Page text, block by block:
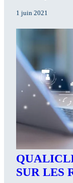
1 juin 2021
SUR LES